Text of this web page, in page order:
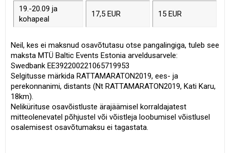
19.-20.09 ja
kohapeal
17,5 EUR 15 EUR
Neil, kes ei maksnud osavõtutasu otse pangalingiga, tuleb see
maksta MTÜ Baltic Events Estonia arveldusarvele:
Swedbank EE392200221065719953
Selgitusse märkida RATTAMARATON2019, ees- ja
perekonnanimi, distants (Nt RATTAMARATON2019, Kati Karu,
18km).
Nelikürituse osavõistluste ärajäämisel korraldajatest
mitteolenevatel põhjustel või võistleja loobumisel võistlusel
osalemisest osavõtumaksu ei tagastata.